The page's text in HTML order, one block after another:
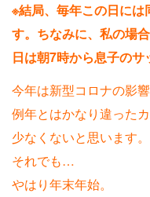
※結局、毎年この日に
す。ちなみに、私の場
日は朝7時から息子の
今年は新型コロナの影響
例年とはかなり違った
少なくないと思います。
それでも…
やはり年末年始。